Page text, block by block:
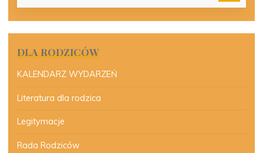
DLA RODZICÓW
KALENDARZ WYDARZEŃ
Literatura dla rodzica
Legitymacje
Rada Rodziców